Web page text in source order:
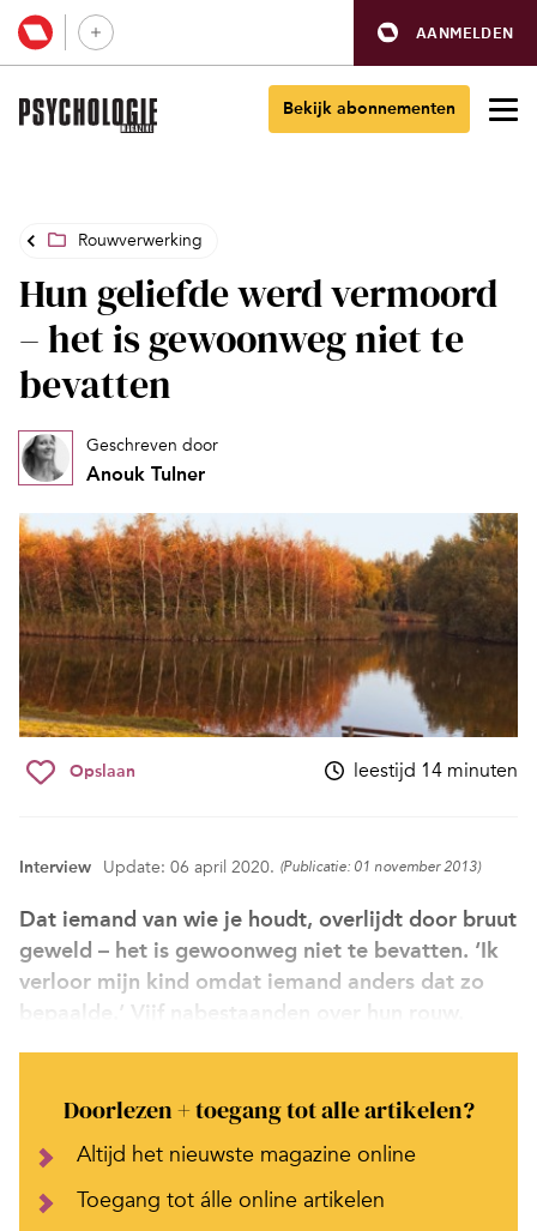
AANMELDEN
Bekijk abonnementen
Rouwverwerking
Hun geliefde werd vermoord
– het is gewoonweg niet te
bevatten
Geschreven door
Anouk Tulner
Opslaan leestijd 14 minuten
Interview Update: 06 april 2020. (Publicatie: 01 november 2013)
Dat iemand van wie je houdt, overlijdt door bruut
geweld – het is gewoonweg niet te bevatten. ‘Ik
verloor mijn kind omdat iemand anders dat zo
bepaalde.’ Vijf nabestaanden over hun rouw.
Doorlezen + toegang tot alle artikelen?
Altijd het nieuwste magazine online
Toegang tot álle online artikelen